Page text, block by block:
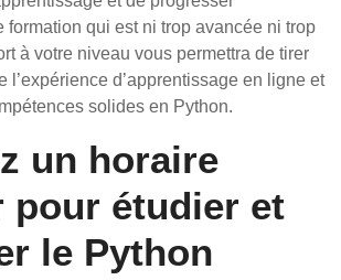
formation qui est ni trop avancée ni trop
à votre niveau vous permettra de tirer
l’expérience d’apprentissage en ligne et
solides en Python.
un horaire
pour étudier et
le Python